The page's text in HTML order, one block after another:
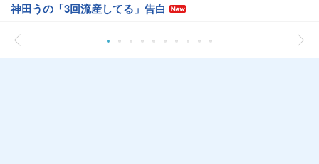
神田うの「3回流産してる」告白